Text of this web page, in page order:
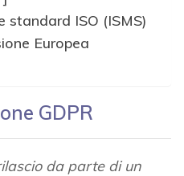
standard ISO (ISMS)
Europea
GDPR
da parte di un